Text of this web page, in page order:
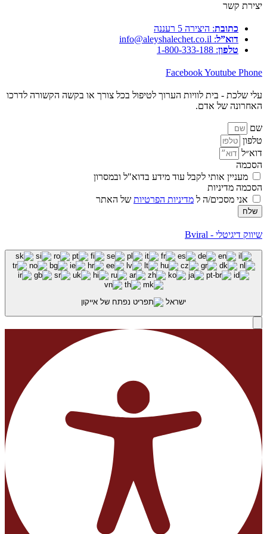
יצירת קשר
כתובת: היצירה 5 רעננה
דוא”ל: info@aleyshalechet.co.il
טלפון: 1-800-333-188
FacebookYoutube Phone
עלי שלכת - בית לוויות הערוך לטיפול בכל צורך או בקשה הקשורה לדרכו
האחרונה של אדם.
שם
טלפון
דוא״ל
הסכמה
מעניין אותי לקבל עוד מידע בדוא"ל ובמסרון
הסכמה מדיניות
אני מסכים/ה ל מדיניות הפרטיות של האתר
שלח
שיווק דיגיטלי - Bviral
ישראל